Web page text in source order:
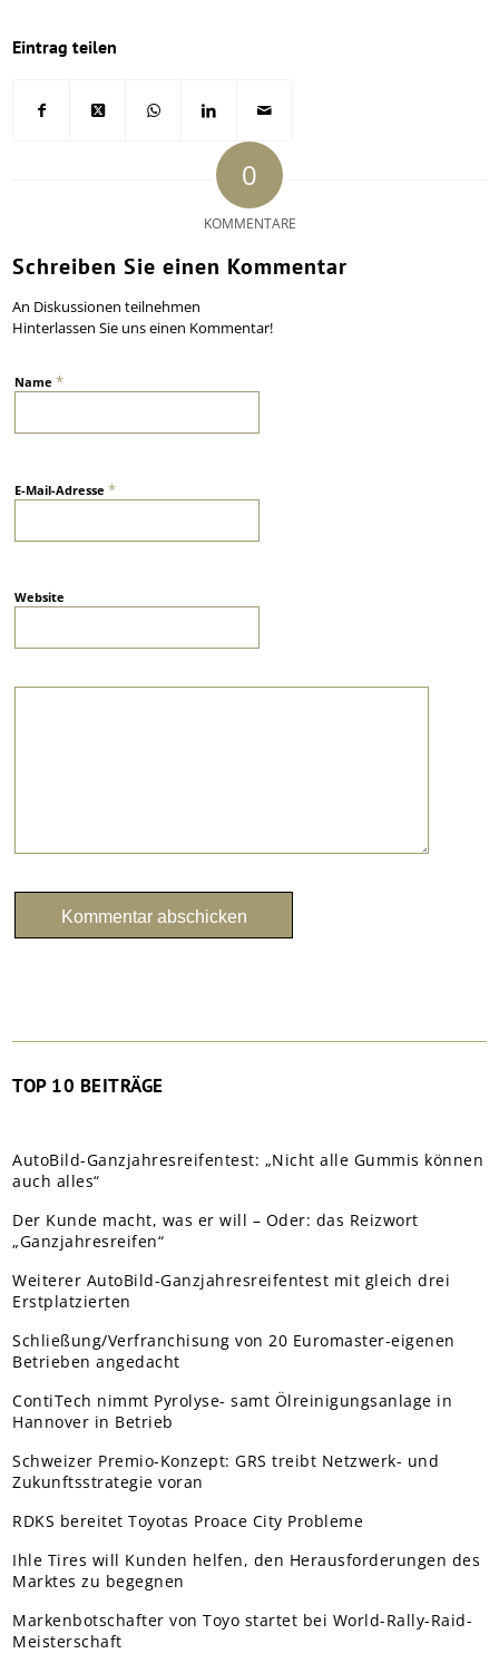
Eintrag teilen
0
KOMMENTARE
Schreiben Sie einen Kommentar
An Diskussionen teilnehmen
Hinterlassen Sie uns einen Kommentar!
Name*
E-Mail-Adresse*
Website
TOP 10 BEITRÄGE
AutoBild-Ganzjahresreifentest: „Nicht alle Gummis können
auch alles“
Der Kunde macht, was er will – Oder: das Reizwort
„Ganzjahresreifen“
Weiterer AutoBild-Ganzjahresreifentest mit gleich drei
Erstplatzierten
Schließung/Verfranchisung von 20 Euromaster-eigenen
Betrieben angedacht
ContiTech nimmt Pyrolyse- samt Ölreinigungsanlage in
Hannover in Betrieb
Schweizer Premio-Konzept: GRS treibt Netzwerk- und
Zukunftsstrategie voran
RDKS bereitet Toyotas Proace City Probleme
Ihle Tires will Kunden helfen, den Herausforderungen des
Marktes zu begegnen
Markenbotschafter von Toyo startet bei World-Rally-Raid-
Meisterschaft